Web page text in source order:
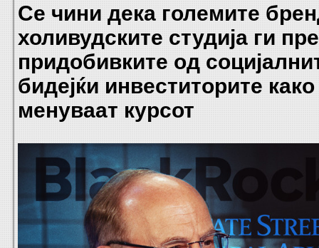
Се чини дека големите
холивудските студија ги
придобивките од
бидејќи инвеститорите
менуваат курсот